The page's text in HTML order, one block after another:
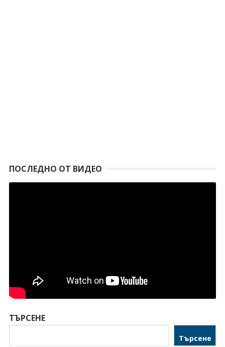
ПОСЛЕДНО ОТ ВИДЕО
ТЪРСЕНЕ
Търсене